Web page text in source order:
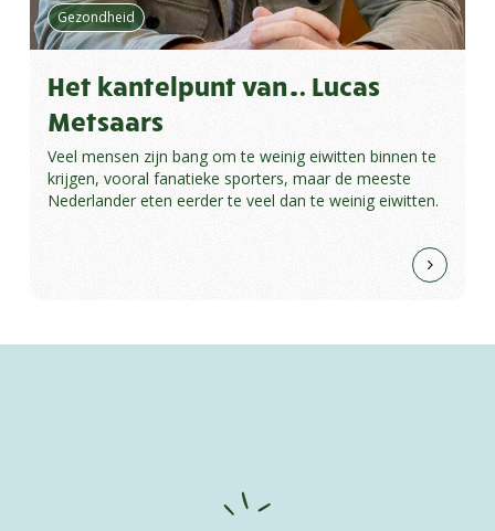
Gezondheid
Het kantelpunt van… Lucas
Metsaars
Veel mensen zijn bang om te weinig eiwitten binnen te
krijgen, vooral fanatieke sporters, maar de meeste
Nederlander eten eerder te veel dan te weinig eiwitten.